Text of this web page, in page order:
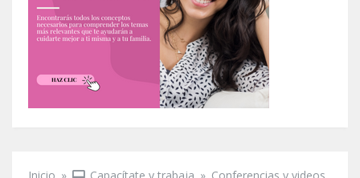
Inicio » Capacítate y trabaja » Conferencias y videos